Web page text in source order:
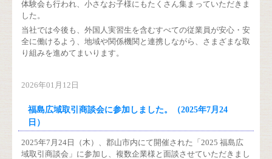
体験会も行われ、小さなお子様にもたくさん集まっていただきま
した。
当社では今後も、外国人実習生を含むすべての従業員が安心・安
全に働けるよう、地域や関係機関と連携しながら、さまざまな取
り組みを進めてまいります。
2026年01月12日
福島広域取引商談会に参加しました。（2025年7月24
日）
2025年7月24日（木）、郡山市内にて開催された「2025 福島広
域取引商談会」に参加し、複数企業様と面談させていただきまし